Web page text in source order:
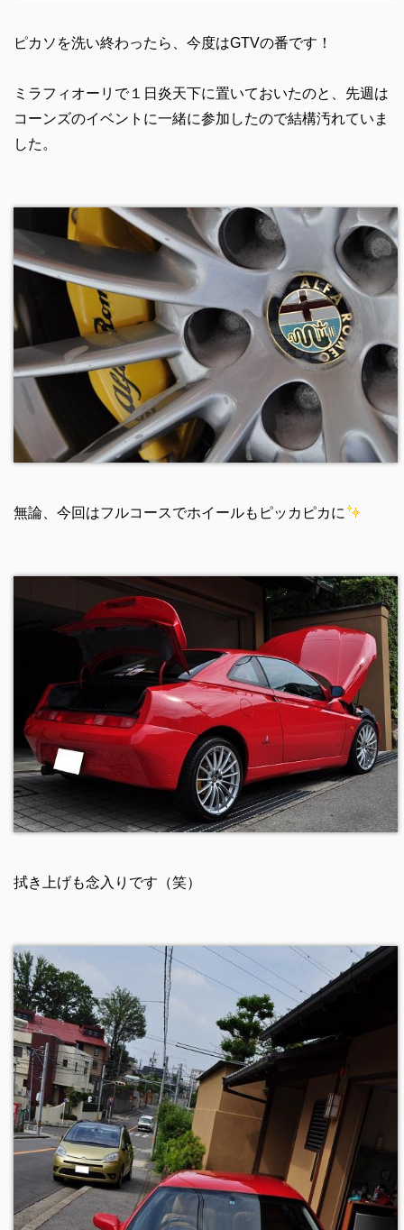
ピカソを洗い終わったら、今度はGTVの番です！
ミラフィオーリで１日炎天下に置いておいたのと、先週は
コーンズのイベントに一緒に参加したので結構汚れていま
した。
無論、今回はフルコースでホイールもピッカピカに
拭き上げも念入りです（笑）